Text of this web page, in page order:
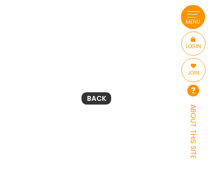
MENU
LOGIN
JOIN
ABOUT THIS SITE
BACK